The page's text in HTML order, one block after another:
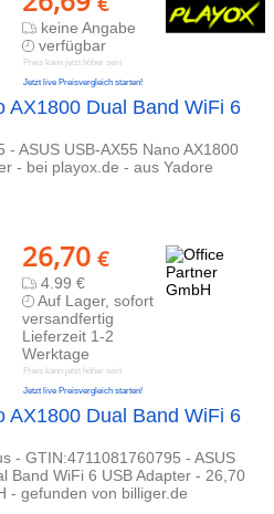
keine Angabe
verfügbar
Preis kann jetzt höher sein
Jetzt live Preisvergleich starten!
AX1800 Dual Band WiFi 6
- ASUS USB-AX55 Nano AX1800
- bei playox.de - aus Yadore
26,70 €
4.99 €
Auf Lager, sofort
versandfertig
Lieferzeit 1-2
Werktage
Preis kann jetzt höher sein
Jetzt live Preisvergleich starten!
AX1800 Dual Band WiFi 6
- GTIN:4711081760795 - ASUS
Band WiFi 6 USB Adapter - 26,70
- gefunden von billiger.de